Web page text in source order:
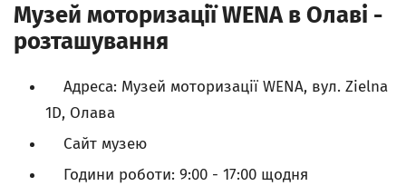
Музей моторизації WENA в Олаві -
розташування
Адреса: Музей моторизації WENA, вул. Zielna
1D, Олава
Сайт музею
Години роботи: 9:00 - 17:00 щодня